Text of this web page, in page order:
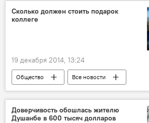
Сколько должен стоить подарок
коллеге
19 декабря 2014, 13:24
Общество Все новости
Доверчивость обошлась жителю
Душанбе в 600 тысяч долларов